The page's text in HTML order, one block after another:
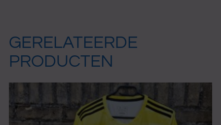
GERELATEERDE
PRODUCTEN